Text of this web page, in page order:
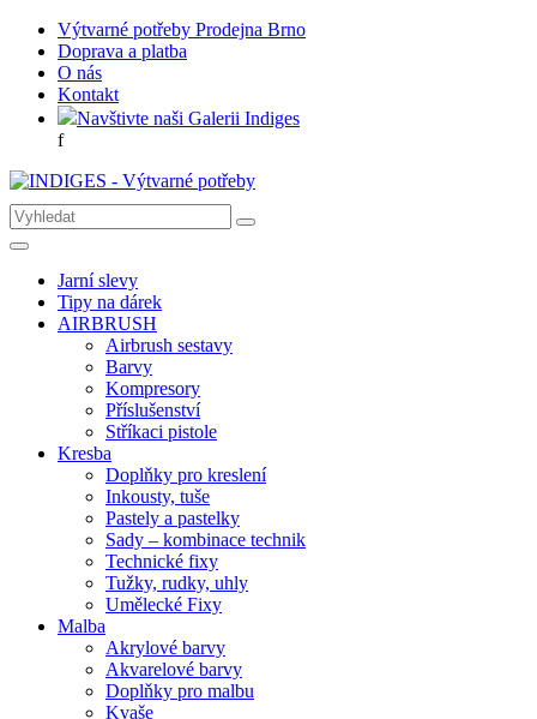
Výtvarné potřeby Prodejna Brno
Doprava a platba
O nás
Kontakt
Navštivte naši Galerii Indiges
f
Jarní slevy
Tipy na dárek
AIRBRUSH
Airbrush sestavy
Barvy
Kompresory
Příslušenství
Stříkaci pistole
Kresba
Doplňky pro kreslení
Inkousty, tuše
Pastely a pastelky
Sady – kombinace technik
Technické fixy
Tužky, rudky, uhly
Umělecké Fixy
Malba
Akrylové barvy
Akvarelové barvy
Doplňky pro malbu
Kvaše